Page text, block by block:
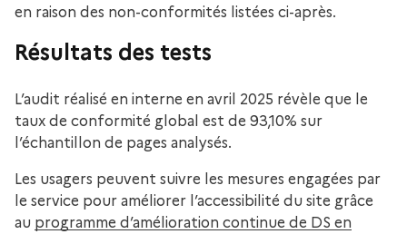
en raison des non-conformités listées ci-après.
Résultats des tests
L’audit réalisé en interne en avril 2025 révèle que le
taux de conformité global est de 93,10% sur
l’échantillon de pages analysés.
Les usagers peuvent suivre les mesures engagées par
le service pour améliorer l’accessibilité du site grâce
au programme d’amélioration continue de DS en